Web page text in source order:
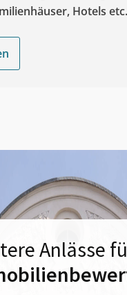
Hotels
Anlässe